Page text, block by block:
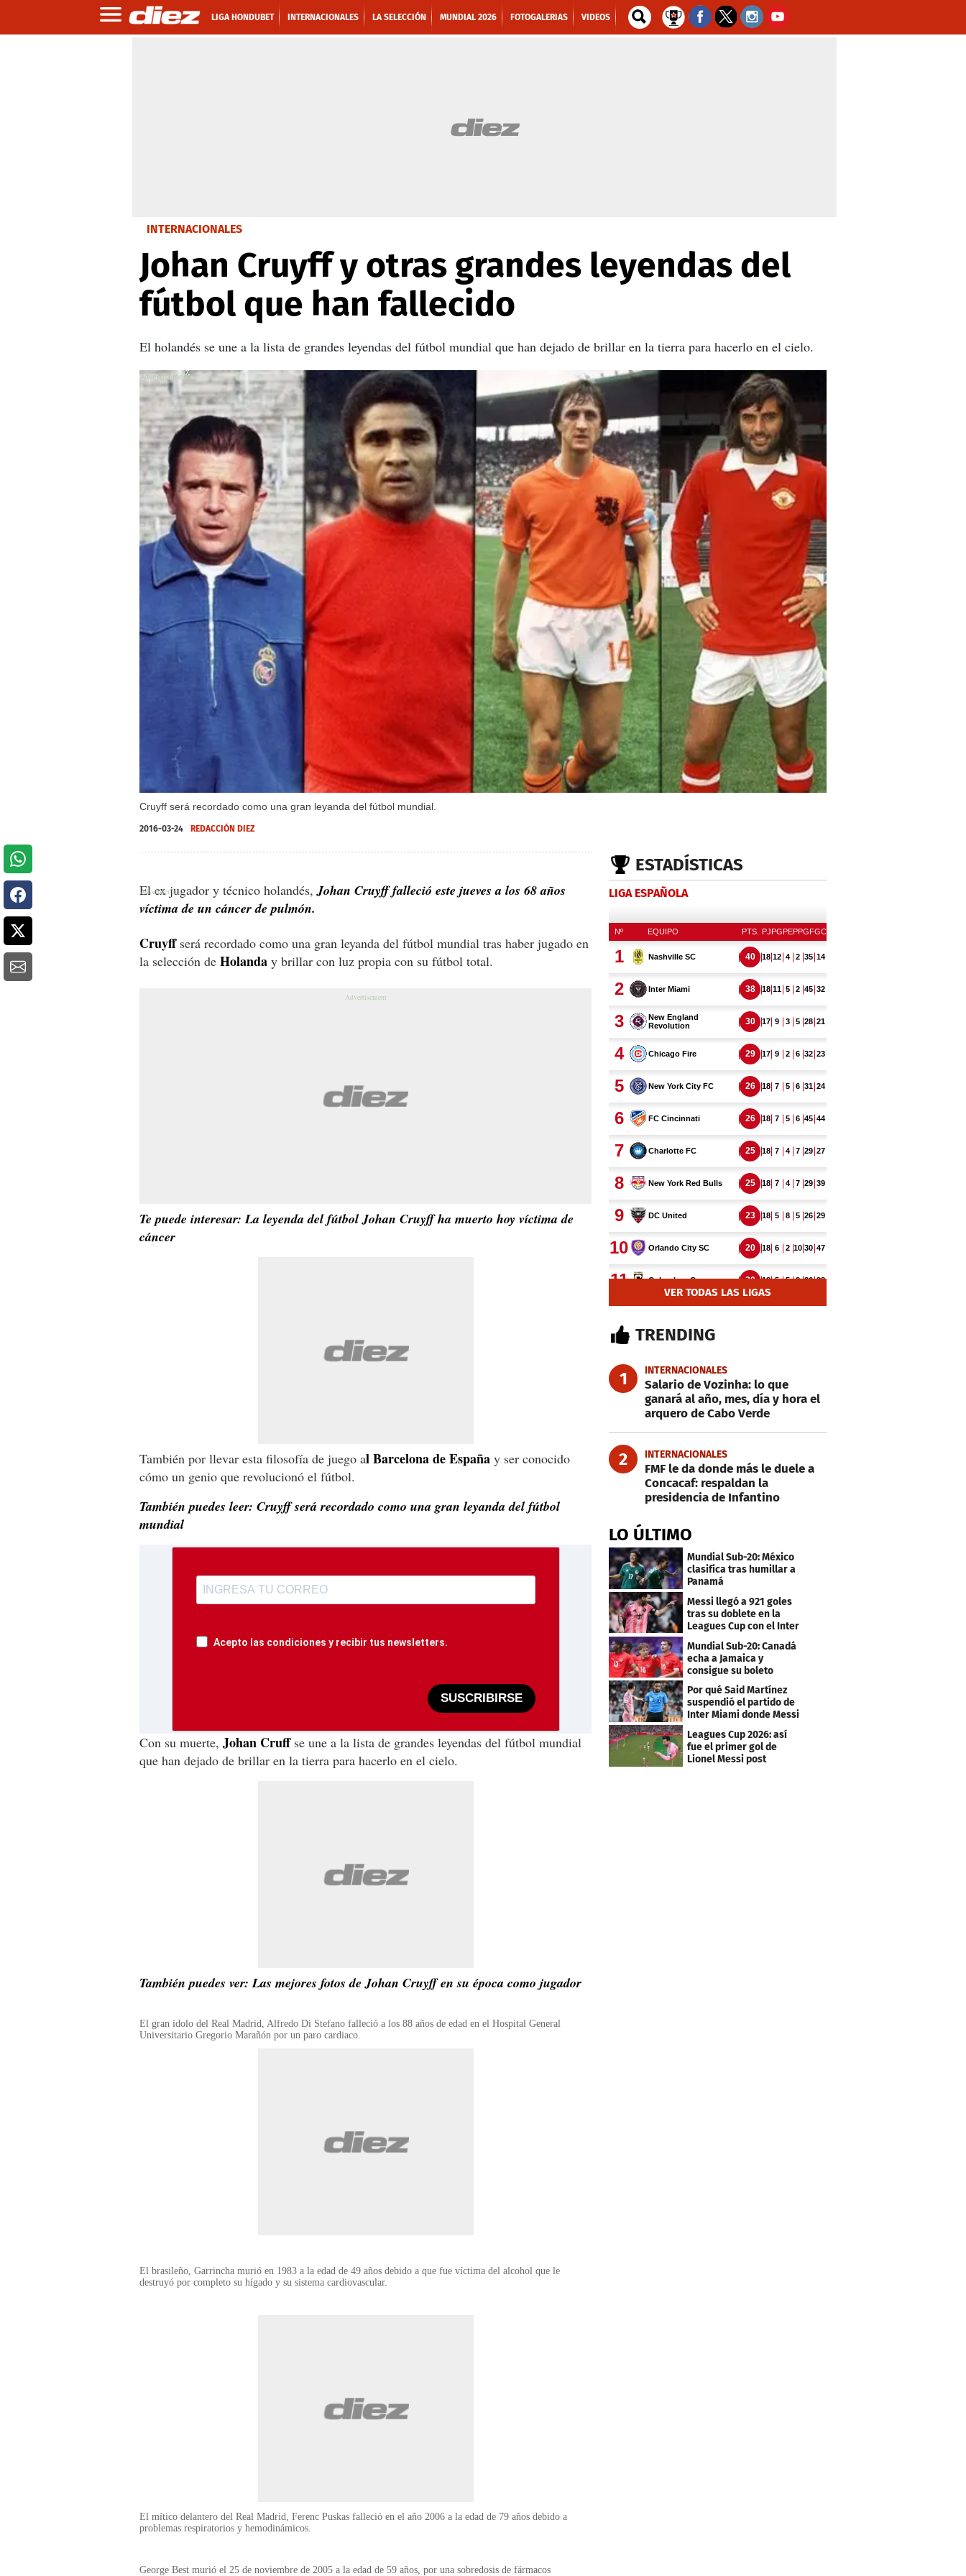
LIGA HONDUBET INTERNACIONALES LA SELECCIÓN MUNDIAL 2026 FOTOGALERIAS VIDEOS
INTERNACIONALES
Johan Cruyff y otras grandes leyendas del
fútbol que han fallecido
El holandés se une a la lista de grandes leyendas del fútbol mundial que han dejado de brillar en la tierra para hacerlo en el cielo.
Cruyff será recordado como una gran leyanda del fútbol mundial.
X
X
2016-03-24 REDACCIÓN DIEZ
El ex jugador y técnico holandés,Johan Cruyff falleció este jueves a los 68 años
víctima de un cáncer de pulmón.
Cruyffserá recordado como una gran leyanda del fútbol mundial tras haber jugado en
la selección de Holanda y brillar con luz propia con su fútbol total.
Te puede interesar: La leyenda del fútbol Johan Cruyff ha muerto hoy víctima de
cáncer
También por llevar esta filosofía de juego al Barcelona de España y ser conocido
cómo un genio que revolucionó el fútbol.
También puedes leer: Cruyff será recordado como una gran leyanda del fútbol
mundial
Acepto las condiciones y recibir tus newsletters.
SUSCRIBIRSE
Con su muerte, Johan Cruffse une a la lista de grandes leyendas del fútbol mundial
que han dejado de brillar en la tierra para hacerlo en el cielo.
También puedes ver: Las mejores fotos de Johan Cruyff en su época como jugador
El gran ídolo del Real Madrid, Alfredo Di Stefano falleció a los 88 años de edad en el Hospital General
Universitario Gregorio Marañón por un paro cardiaco.
El brasileño, Garrincha murió en 1983 a la edad de 49 años debido a que fue víctima del alcohol que le
destruyó por completo su hígado y su sistema cardiovascular.
El mítico delantero del Real Madrid, Ferenc Puskas falleció en el año 2006 a la edad de 79 años debido a
problemas respiratorios y hemodinámicos.
George Best murió el 25 de noviembre de 2005 a la edad de 59 años, por una sobredosis de fármacos
ESTADÍSTICAS
LIGA ESPAÑOLA
VER TODAS LAS LIGAS
TRENDING
1 INTERNACIONALES
Salario de Vozinha: lo que
ganará al año, mes, día y hora el
arquero de Cabo Verde
2 INTERNACIONALES
FMF le da donde más le duele a
Concacaf: respaldan la
presidencia de Infantino
LO ÚLTIMO
Mundial Sub-20: México
clasifica tras humillar a
Panamá
Messi llegó a 921 goles
tras su doblete en la
Leagues Cup con el Inter
Miami
Mundial Sub-20: Canadá
echa a Jamaica y
consigue su boleto
Por qué Said Martínez
suspendió el partido de
Inter Miami donde Messi
Leagues Cup 2026: así
fue el primer gol de
Lionel Messi post